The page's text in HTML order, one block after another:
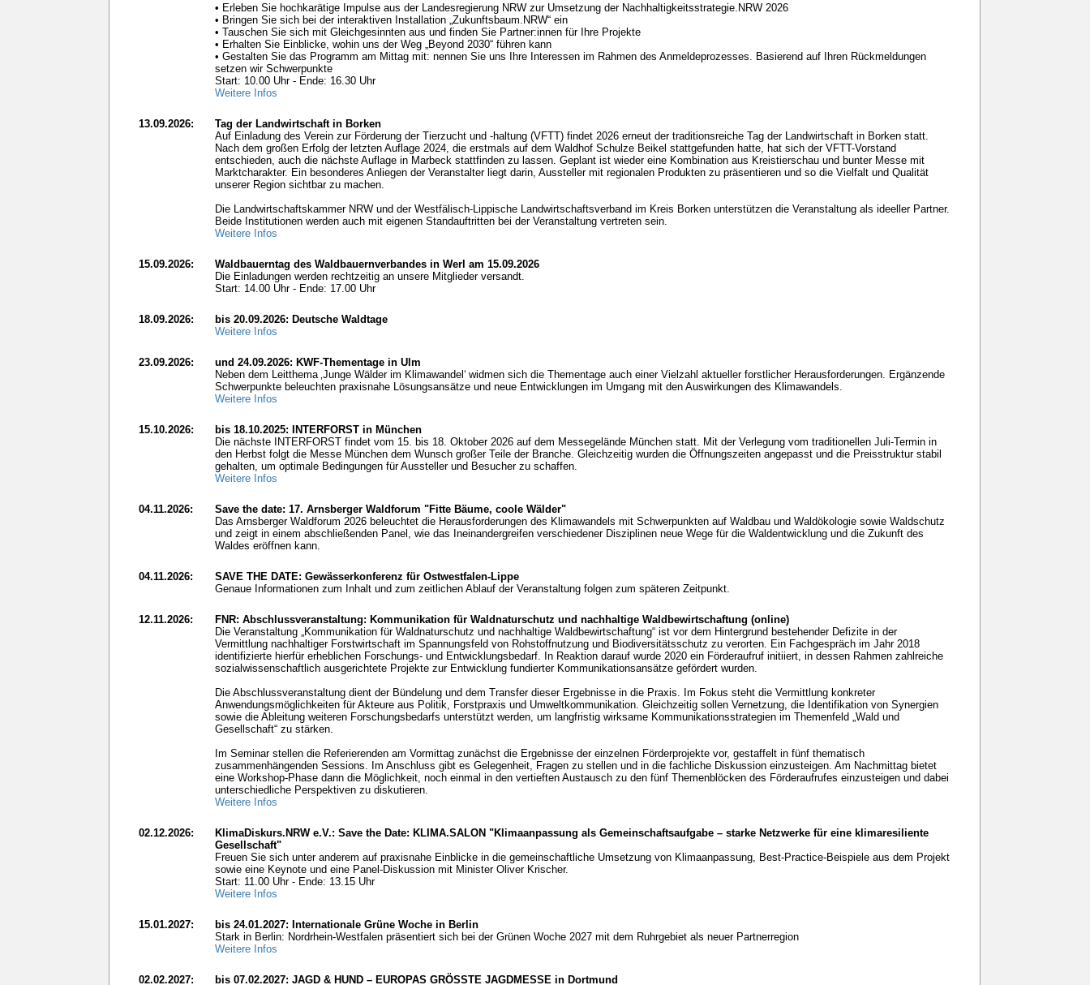
• Erleben Sie hochkarätige Impulse aus der Landesregierung NRW zur Umsetzung der Nachhaltigkeitsstrategie.NRW 2026
• Bringen Sie sich bei der interaktiven Installation „Zukunftsbaum.NRW“ ein
• Tauschen Sie sich mit Gleichgesinnten aus und finden Sie Partner:innen für Ihre Projekte
• Erhalten Sie Einblicke, wohin uns der Weg „Beyond 2030“ führen kann
• Gestalten Sie das Programm am Mittag mit: nennen Sie uns Ihre Interessen im Rahmen des Anmeldeprozesses. Basierend auf Ihren Rückmeldungen
setzen wir Schwerpunkte
Start: 10.00 Uhr - Ende: 16.30 Uhr
Weitere Infos
13.09.2026:
Tag der Landwirtschaft in Borken
Auf Einladung des Verein zur Förderung der Tierzucht und -haltung (VFTT) findet 2026 erneut der traditionsreiche Tag der Landwirtschaft in Borken statt.
Nach dem großen Erfolg der letzten Auflage 2024, die erstmals auf dem Waldhof Schulze Beikel stattgefunden hatte, hat sich der VFTT-Vorstand
entschieden, auch die nächste Auflage in Marbeck stattfinden zu lassen. Geplant ist wieder eine Kombination aus Kreistierschau und bunter Messe mit
Marktcharakter. Ein besonderes Anliegen der Veranstalter liegt darin, Aussteller mit regionalen Produkten zu präsentieren und so die Vielfalt und Qualität
unserer Region sichtbar zu machen.
Die Landwirtschaftskammer NRW und der Westfälisch-Lippische Landwirtschaftsverband im Kreis Borken unterstützen die Veranstaltung als ideeller Partner.
Beide Institutionen werden auch mit eigenen Standauftritten bei der Veranstaltung vertreten sein.
Weitere Infos
15.09.2026:
Waldbauerntag des Waldbauernverbandes in Werl am 15.09.2026
Die Einladungen werden rechtzeitig an unsere Mitglieder versandt.
Start: 14.00 Uhr - Ende: 17.00 Uhr
18.09.2026:
bis 20.09.2026: Deutsche Waldtage
Weitere Infos
23.09.2026:
und 24.09.2026: KWF-Thementage in Ulm
Neben dem Leitthema ‚Junge Wälder im Klimawandel‘ widmen sich die Thementage auch einer Vielzahl aktueller forstlicher Herausforderungen. Ergänzende
Schwerpunkte beleuchten praxisnahe Lösungsansätze und neue Entwicklungen im Umgang mit den Auswirkungen des Klimawandels.
Weitere Infos
15.10.2026:
bis 18.10.2025: INTERFORST in München
Die nächste INTERFORST findet vom 15. bis 18. Oktober 2026 auf dem Messegelände München statt. Mit der Verlegung vom traditionellen Juli-Termin in
den Herbst folgt die Messe München dem Wunsch großer Teile der Branche. Gleichzeitig wurden die Öffnungszeiten angepasst und die Preisstruktur stabil
gehalten, um optimale Bedingungen für Aussteller und Besucher zu schaffen.
Weitere Infos
04.11.2026:
Save the date: 17. Arnsberger Waldforum "Fitte Bäume, coole Wälder"
Das Arnsberger Waldforum 2026 beleuchtet die Herausforderungen des Klimawandels mit Schwerpunkten auf Waldbau und Waldökologie sowie Waldschutz
und zeigt in einem abschließenden Panel, wie das Ineinandergreifen verschiedener Disziplinen neue Wege für die Waldentwicklung und die Zukunft des
Waldes eröffnen kann.
04.11.2026:
SAVE THE DATE: Gewässerkonferenz für Ostwestfalen-Lippe
Genaue Informationen zum Inhalt und zum zeitlichen Ablauf der Veranstaltung folgen zum späteren Zeitpunkt.
12.11.2026:
FNR: Abschlussveranstaltung: Kommunikation für Waldnaturschutz und nachhaltige Waldbewirtschaftung (online)
Die Veranstaltung „Kommunikation für Waldnaturschutz und nachhaltige Waldbewirtschaftung“ ist vor dem Hintergrund bestehender Defizite in der
Vermittlung nachhaltiger Forstwirtschaft im Spannungsfeld von Rohstoffnutzung und Biodiversitätsschutz zu verorten. Ein Fachgespräch im Jahr 2018
identifizierte hierfür erheblichen Forschungs- und Entwicklungsbedarf. In Reaktion darauf wurde 2020 ein Förderaufruf initiiert, in dessen Rahmen zahlreiche
sozialwissenschaftlich ausgerichtete Projekte zur Entwicklung fundierter Kommunikationsansätze gefördert wurden.
Die Abschlussveranstaltung dient der Bündelung und dem Transfer dieser Ergebnisse in die Praxis. Im Fokus steht die Vermittlung konkreter
Anwendungsmöglichkeiten für Akteure aus Politik, Forstpraxis und Umweltkommunikation. Gleichzeitig sollen Vernetzung, die Identifikation von Synergien
sowie die Ableitung weiteren Forschungsbedarfs unterstützt werden, um langfristig wirksame Kommunikationsstrategien im Themenfeld „Wald und
Gesellschaft“ zu stärken.
Im Seminar stellen die Referierenden am Vormittag zunächst die Ergebnisse der einzelnen Förderprojekte vor, gestaffelt in fünf thematisch
zusammenhängenden Sessions. Im Anschluss gibt es Gelegenheit, Fragen zu stellen und in die fachliche Diskussion einzusteigen. Am Nachmittag bietet
eine Workshop-Phase dann die Möglichkeit, noch einmal in den vertieften Austausch zu den fünf Themenblöcken des Förderaufrufes einzusteigen und dabei
unterschiedliche Perspektiven zu diskutieren.
Weitere Infos
02.12.2026:
KlimaDiskurs.NRW e.V.: Save the Date: KLIMA.SALON "Klimaanpassung als Gemeinschaftsaufgabe – starke Netzwerke für eine klimaresiliente
Gesellschaft"
Freuen Sie sich unter anderem auf praxisnahe Einblicke in die gemeinschaftliche Umsetzung von Klimaanpassung, Best-Practice-Beispiele aus dem Projekt
sowie eine Keynote und eine Panel-Diskussion mit Minister Oliver Krischer.
Start: 11.00 Uhr - Ende: 13.15 Uhr
Weitere Infos
15.01.2027:
bis 24.01.2027: Internationale Grüne Woche in Berlin
Stark in Berlin: Nordrhein-Westfalen präsentiert sich bei der Grünen Woche 2027 mit dem Ruhrgebiet als neuer Partnerregion
Weitere Infos
02.02.2027: bis 07.02.2027: JAGD & HUND – EUROPAS GRÖSSTE JAGDMESSE in Dortmund